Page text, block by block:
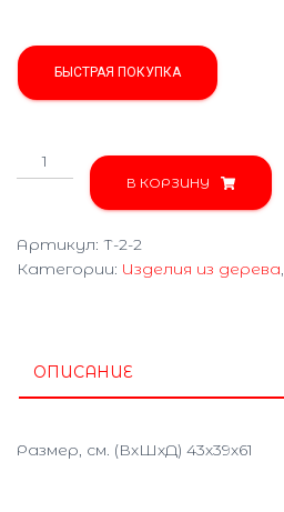
БЫСТРАЯ ПОКУПКА
Количество
товара
Табурет
2
шт.)
В КОРЗИНУ
Артикул: Т-2-2
Категории: Изделия из дерева,
ОПИСАНИЕ
Размер, см. (ВхШхД) 43х39х61